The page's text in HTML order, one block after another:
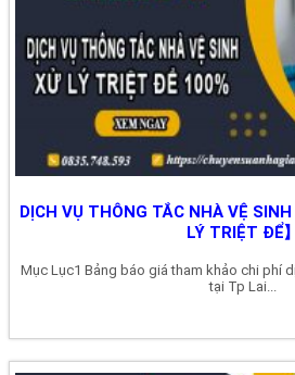
DỊCH VỤ THÔNG TẮC NHÀ VỆ
LÝ TRIỆT ĐỂ】
Mục Lục1 Bảng báo giá tham khảo chi phí
tại Tp Lai...